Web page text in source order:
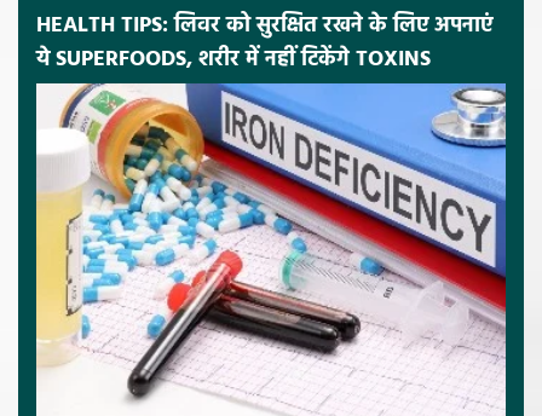
HEALTH TIPS: लिवर को सुरक्षित रखने के लिए अपनाएं
ये SUPERFOODS, शरीर में नहीं टिकेंगे TOXINS